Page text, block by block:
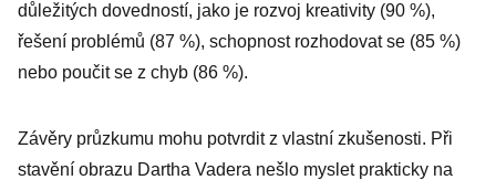
důležitých dovedností, jako je rozvoj kreativity (90 %),
řešení problémů (87 %), schopnost rozhodovat se (85 %)
nebo poučit se z chyb (86 %).
Závěry průzkumu mohu potvrdit z vlastní zkušenosti. Při
stavění obrazu Dartha Vadera nešlo myslet prakticky na